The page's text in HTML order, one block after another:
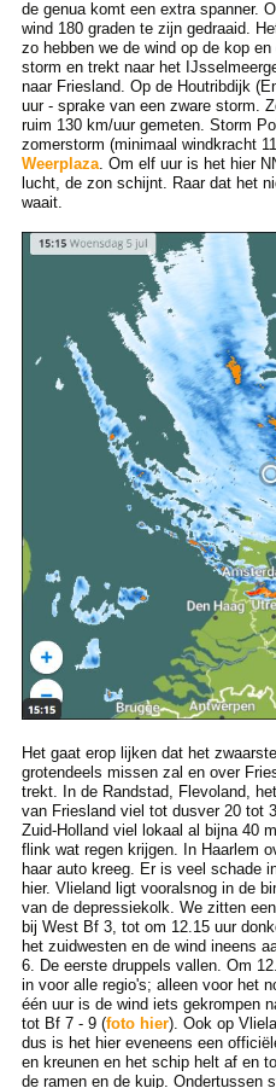
de genua komt een extra spanner.
wind 180 graden te zijn gedraaid.
zo hebben we de wind op de kop
storm en trekt naar het
naar Friesland. Op de Houtribdijk
uur - sprake van een zware storm.
ruim 130 km/uur gemeten. Storm
zomerstorm (minimaal windkracht
Weerplaza. Om elf uur is het hier
lucht, de zon schijnt. Raar dat het
waait.
Het gaat erop lijken dat het
grotendeels missen zal en over
trekt. In de Randstad, Flevoland,
van Friesland viel tot dusver 20 tot
Zuid-Holland viel lokaal al bijna 40
flink wat regen krijgen. In Haarlem
haar auto kreeg. Er is veel schade
hier. Vlieland ligt vooralsnog in de
van de depressiekolk. We zitten
bij West Bf 3, tot om 12.15 uur
het zuidwesten en de wind ineens
6. De eerste druppels vallen. Om
in voor alle regio's; alleen voor het
één uur is de wind iets gekrompen
tot Bf 7 - 9 (foto hier). Ook op
dus is het hier eveneens een
en kreunen en het schip helt af en
de ramen en de kuip. Ondertussen